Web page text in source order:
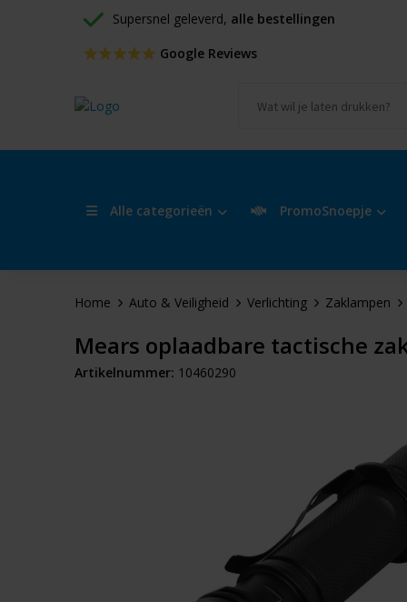
Supersnel geleverd, alle bestellingen
Google Reviews
Alle categorieën PromoSnoepje
Home Auto & Veiligheid Verlichting Zaklampen
Mears oplaadbare tactische
Artikelnummer: 10460290